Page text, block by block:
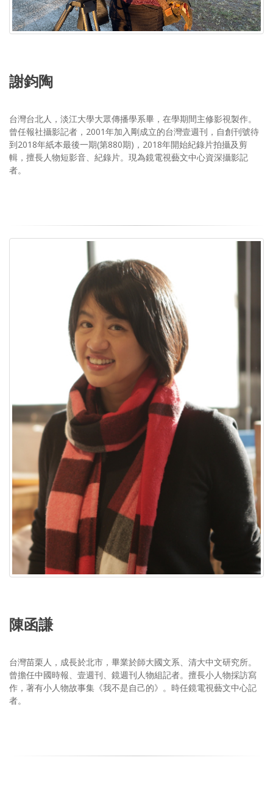
謝鈞陶
台灣台北人，淡江大學大眾傳播學系畢，在學期間主修影視製作。
曾任報社攝影記者，2001年加入剛成立的台灣壹週刊，自創刊號待
到2018年紙本最後一期(第880期)，2018年開始紀錄片拍攝及剪
輯，擅長人物短影音、紀錄片。現為鏡電視藝文中心資深攝影記
者。
陳函謙
台灣苗栗人，成長於北市，畢業於師大國文系、清大中文研究所。
曾擔任中國時報、壹週刊、鏡週刊人物組記者。擅長小人物採訪寫
作，著有小人物故事集《我不是自己的》。時任鏡電視藝文中心記
者。